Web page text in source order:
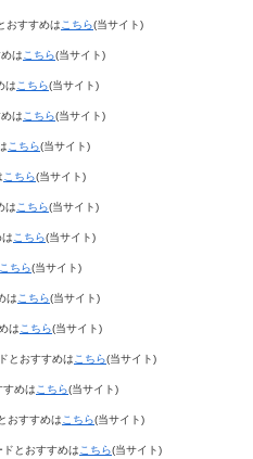
おすすめはこちら(当サイト)
はこちら(当サイト)
はこちら(当サイト)
はこちら(当サイト)
こちら(当サイト)
こちら(当サイト)
はこちら(当サイト)
こちら(当サイト)
こちら(当サイト)
はこちら(当サイト)
はこちら(当サイト)
とおすすめはこちら(当サイト)
めはこちら(当サイト)
おすすめはこちら(当サイト)
とおすすめはこちら(当サイト)